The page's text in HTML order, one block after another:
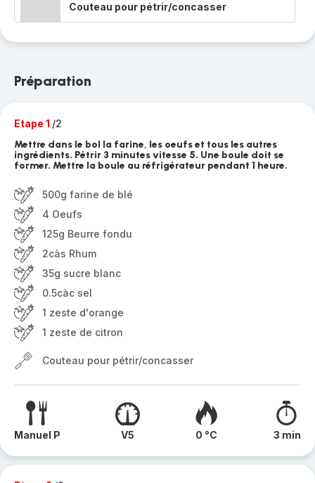
Couteau pour pétrir/concasser
Préparation
Etape 1 /2
Mettre dans le bol la farine, les oeufs et tous les autres
ingrédients. Pétrir 3 minutes vitesse 5. Une boule doit se
former. Mettre la boule au réfrigérateur pendant 1 heure.
500g farine de blé
4 Oeufs
125g Beurre fondu
2càs Rhum
35g sucre blanc
0.5càc sel
1 zeste d'orange
1 zeste de citron
Couteau pour pétrir/concasser
Manuel P V5 0 °C 3 min